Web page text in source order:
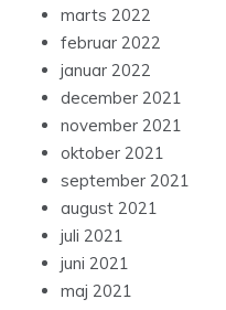
marts 2022
februar 2022
januar 2022
december 2021
november 2021
oktober 2021
september 2021
august 2021
juli 2021
juni 2021
maj 2021